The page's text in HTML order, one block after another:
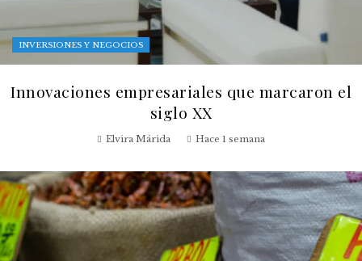
INVERSIONES Y NEGOCIOS
Innovaciones empresariales que marcaron el
siglo XX
Elvira Márida Hace 1 semana